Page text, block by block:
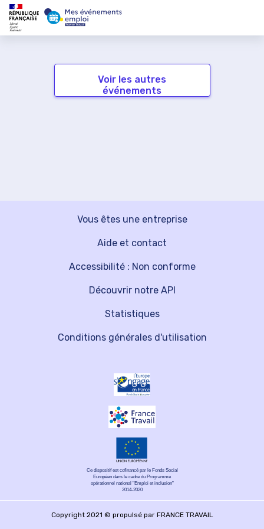
Voir les autres
événements
Vous êtes une entreprise
Découvrir notre API
Aide et contact
Statistiques
Accessibilité : Non conforme
Conditions générales d'utilisation
Ce dispositif est cofinancé par le Fonds Social
Européen dans le cadre du Programme
opérationnel national "Emploi et inclusion"
2014-2020
Copyright 2021 © propulsé par FRANCE TRAVAIL